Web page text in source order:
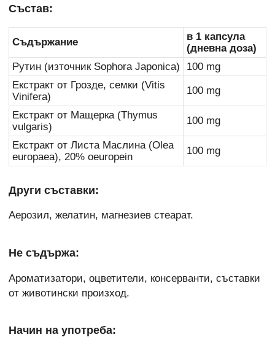
Състав:
Съдържание
в 1 капсула
(дневна доза)
Рутин (източник Sophora Japonica)
100 mg
Екстракт от Грозде, семки (Vitis
Vinifera)
100 mg
Екстракт от Мащерка (Thymus
vulgaris)
100 mg
Екстракт от Листа Маслина (Olea
europaea), 20% oeuropein
100 mg
Други съставки:
Аерозил, желатин, магнезиев стеарат.
Не съдържа:
Ароматизатори, оцветители, консерванти, съставки
от животински произход.
Начин на употреба: